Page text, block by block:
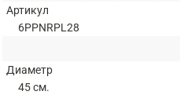
Артикул
6PPNRPL28
Диаметр
45 см.